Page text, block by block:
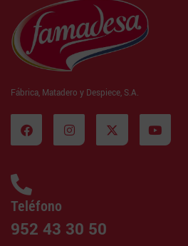
Fábrica, Matadero y Despiece, S.A.
Teléfono
952 43 30 50